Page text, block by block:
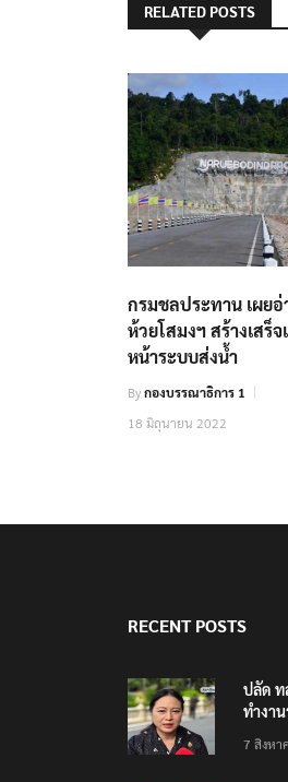
RELATED POSTS
กรมชลประทาน เผยอ่
ห้วยโสมงฯ สร้างเสร็
หน้าระบบส่งน้ำ
Byกองบรรณาธิการ 1
18 มิถุนายน 2022
RECENT POSTS
ปลัด
ทำงา
ไทย-เ
7 สิงหา